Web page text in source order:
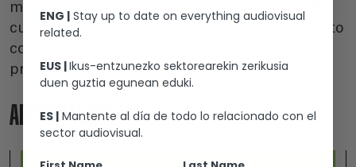
mucha suerte en la
cuyos ganadores se anunciarán en octubre junto
con el programa oficial. ¡Nos vemos en las
proyecciones!
ADICIONALMENTE
ENG | Stay up to date on everything audiovisual
related.
EUS |Ikus-entzunezko sektorearekin zerikusia
duen guztia egunean eduki.
ES | Mantente al día de todo lo relacionado con el
sector audiovisual.